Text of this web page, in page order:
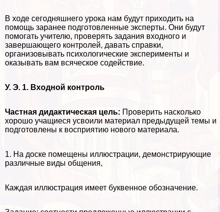
В ходе сегодняшнего урока нам будут приходить на
помощь заранее подготовленные эксперты. Они будут
помогать учителю, проверять задания входного и
завершающего контролей, давать справки,
организовывать психологические эксперименты и
оказывать вам всяческое содействие.
У. Э. 1. Входной контроль
Частная дидактическая цель: Проверить насколько
хорошо учащиеся усвоили материал предыдущей темы и
подготовлены к восприятию нового материала.
1. На доске помещены иллюстрации, демонстрирующие
различные виды общения,
Каждая иллюстрация имеет буквенное обозначение.